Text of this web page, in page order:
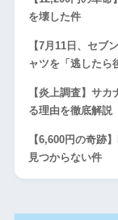
を壊した件
【7月11日、セブ
ャツを「逃したら
【炎上調査】サ
る理由を徹底解説
【6,600円の奇跡
見つからない件